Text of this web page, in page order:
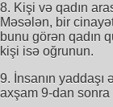
8. Kişi və qadın
Məsələn, bir
bunu görən qadın
kişi isə oğrunun.
9. İnsanın yaddaşı
axşam 9-dan